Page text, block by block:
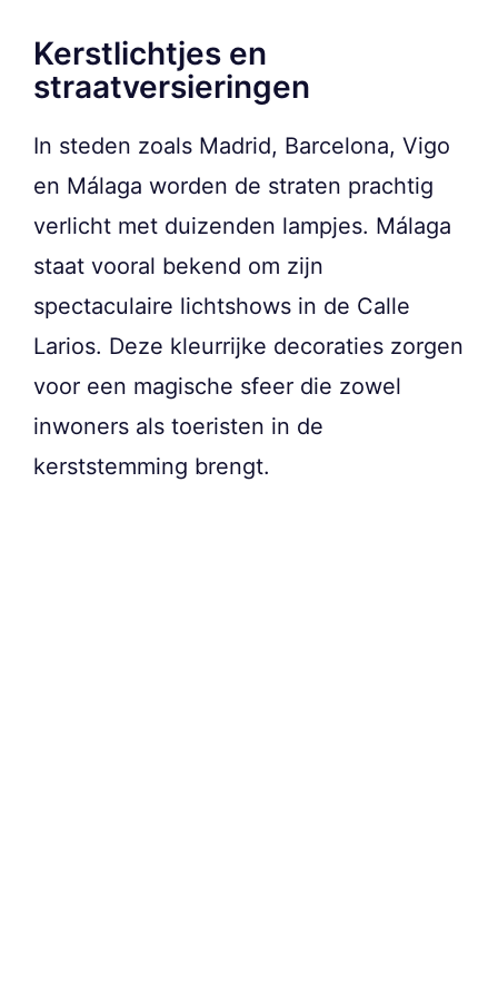
Kerstlichtjes en
straatversieringen
In steden zoals Madrid, Barcelona, Vigo
en Málaga worden de straten prachtig
verlicht met duizenden lampjes. Málaga
staat vooral bekend om zijn
spectaculaire lichtshows in de Calle
Larios. Deze kleurrijke decoraties zorgen
voor een magische sfeer die zowel
inwoners als toeristen in de
kerststemming brengt.